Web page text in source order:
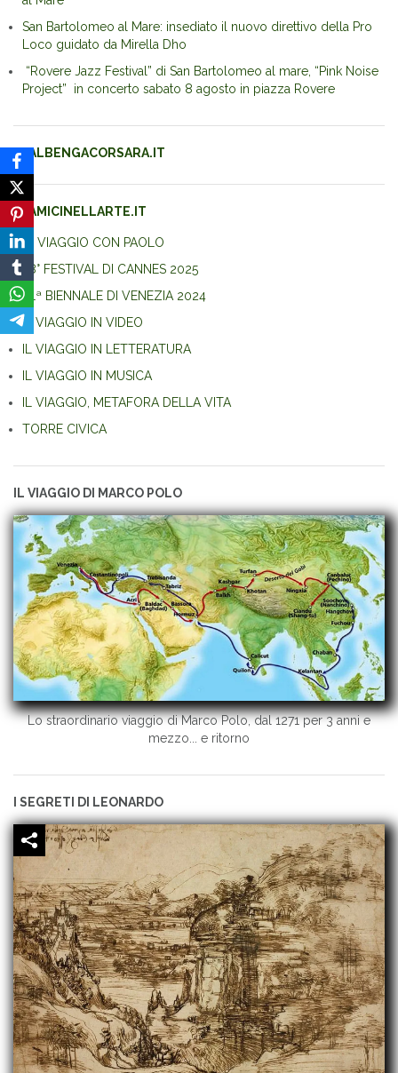
San Bartolomeo al Mare: insediato il nuovo direttivo della Pro
Loco guidato da Mirella Dho
“Rovere Jazz Festival” di San Bartolomeo al mare, “Pink Noise
Project” in concerto sabato 8 agosto in piazza Rovere
ALBENGACORSARA.IT
AMICINELLARTE.IT
IN VIAGGIO CON PAOLO
78° FESTIVAL DI CANNES 2025
81ª BIENNALE DI VENEZIA 2024
IL VIAGGIO IN VIDEO
IL VIAGGIO IN LETTERATURA
IL VIAGGIO IN MUSICA
IL VIAGGIO, METAFORA DELLA VITA
TORRE CIVICA
IL VIAGGIO DI MARCO POLO
Lo straordinario viaggio di Marco Polo, dal 1271 per 3 anni e
mezzo... e ritorno
I SEGRETI DI LEONARDO